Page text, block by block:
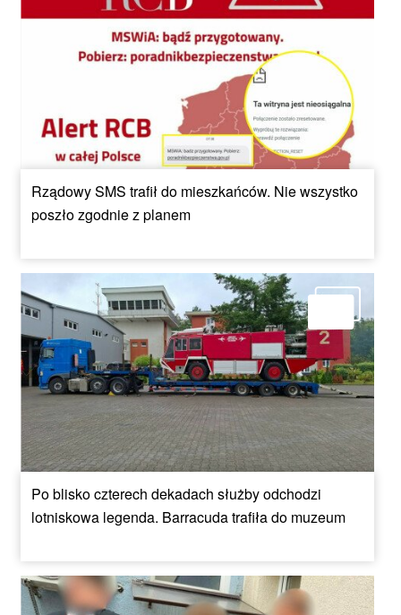
Rządowy SMS trafił do mieszkańców. Nie wszystko
poszło zgodnie z planem
Po blisko czterech dekadach służby odchodzi
lotniskowa legenda. Barracuda trafiła do muzeum